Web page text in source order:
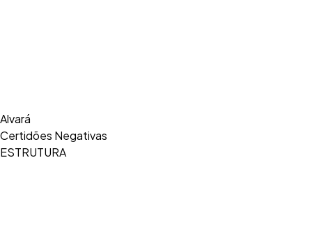
Alvará
Certidões Negativas
ESTRUTURA